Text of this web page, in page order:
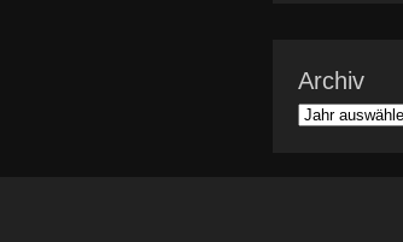
Archiv